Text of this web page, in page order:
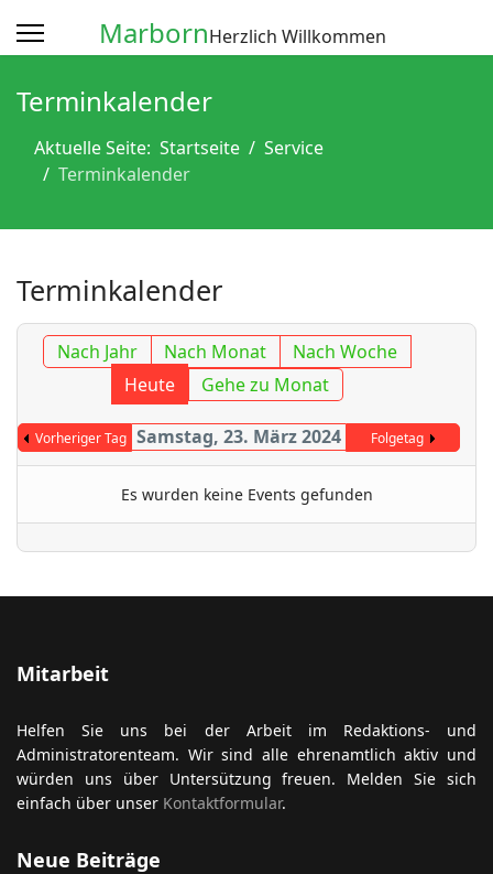
MarbornHerzlich Willkommen
Terminkalender
Aktuelle Seite: Startseite
Service
Terminkalender
Terminkalender
Nach Jahr Nach Monat
Nach Woche
Heute
Gehe zu Monat
Vorheriger Tag Samstag, 23. März 2024 Folgetag
Es wurden keine Events gefunden
Mitarbeit
Helfen Sie uns bei der Arbeit im Redaktions- und
Administratorenteam. Wir sind alle ehrenamtlich aktiv und
würden uns über Untersützung freuen. Melden Sie sich
einfach über unser Kontaktformular.
Neue Beiträge
anzeigen